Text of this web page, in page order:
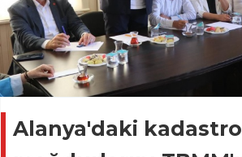
Alanya'daki kadastro